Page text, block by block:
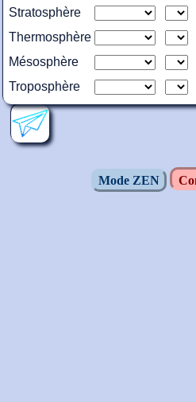
Stratosphère
Thermosphère
Mésosphère
Troposphère
Mode ZEN